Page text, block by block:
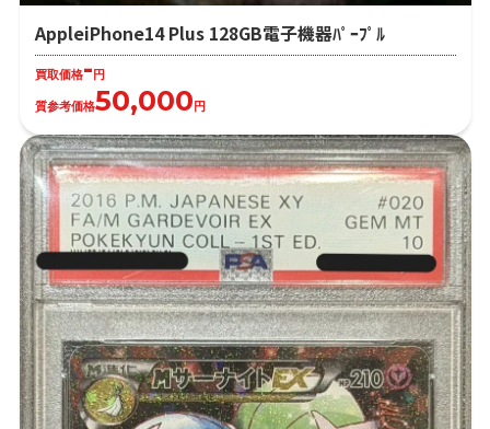
AppleiPhone14 Plus 128GB電子機器ﾊﾟｰﾌﾟﾙ
買取価格- 円
質参考価格50,000 円